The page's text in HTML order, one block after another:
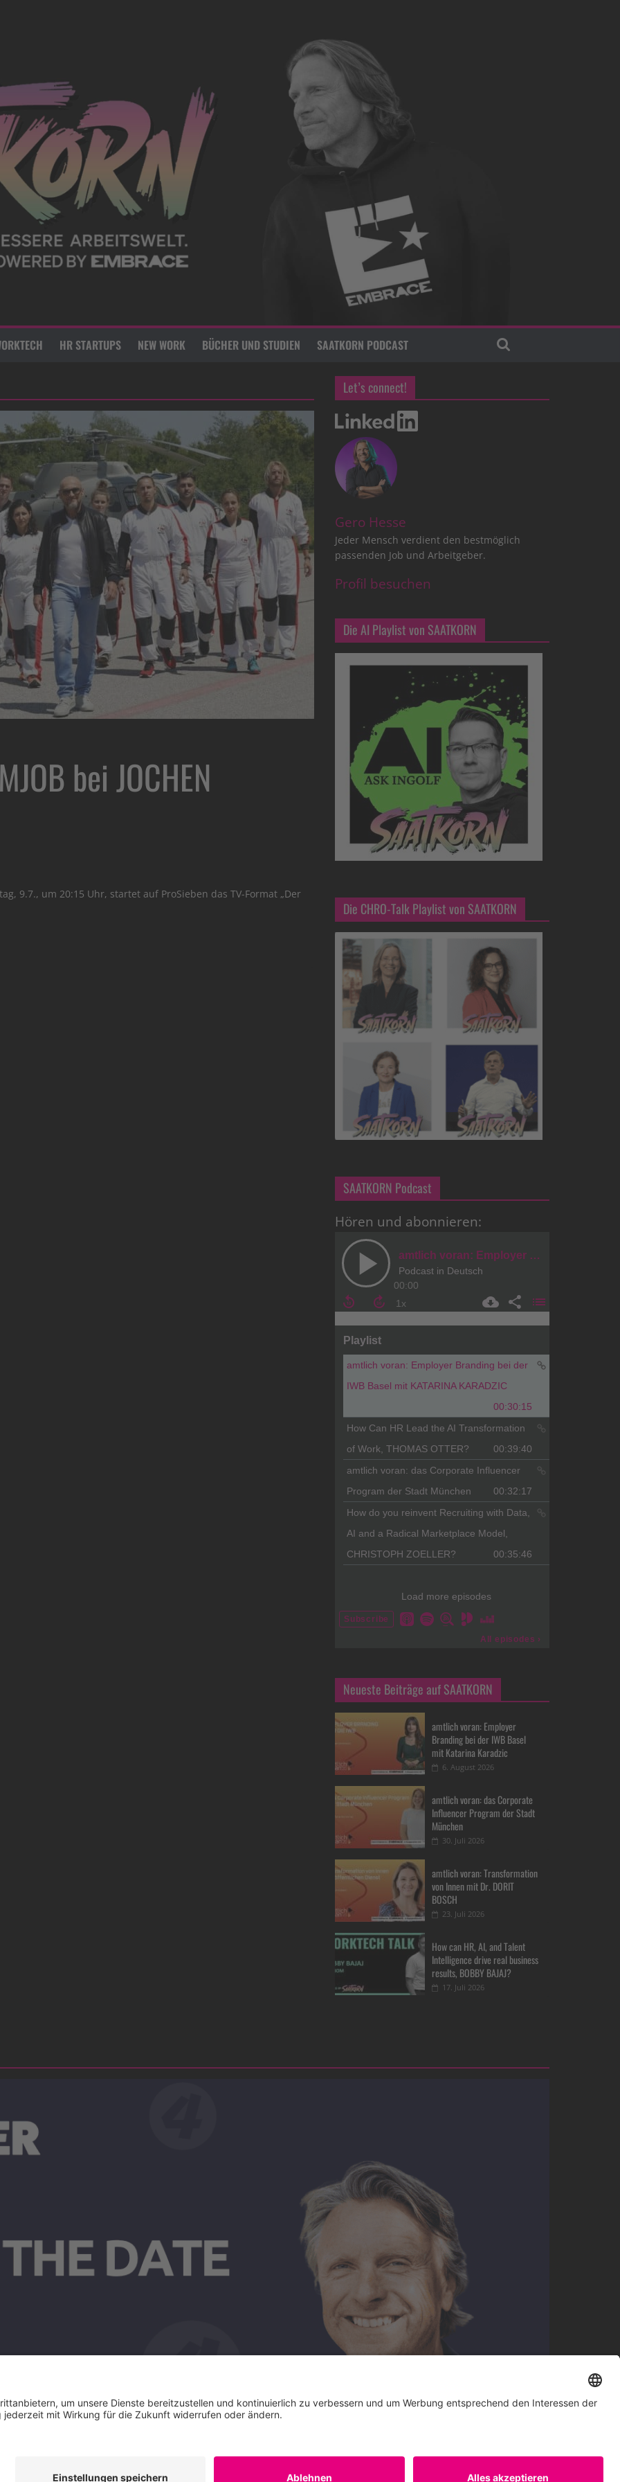
HR STARTUPS NEW WORK BÜCHER UND STUDIEN SAATKORN PODCAST
bei JOCHEN
9.7., um 20:15 Uhr, startet auf ProSieben das TV-Format „Der
Let’s connect!
Gero Hesse
Jeder Mensch verdient den bestmöglich
passenden Job und Arbeitgeber.
Profil besuchen
Die AI Playlist von SAATKORN
Die CHRO-Talk Playlist von SAATKORN
SAATKORN Podcast
Hören und abonnieren:
Neueste Beiträge auf SAATKORN
amtlich voran: Employer
Branding bei der IWB Basel
mit Katarina Karadzic
6. August 2026
amtlich voran: das Corporate
Influencer Program der Stadt
München
30. Juli 2026
amtlich voran: Transformation
von Innen mit Dr. DORIT
BOSCH
23. Juli 2026
How can HR, AI, and Talent
Intelligence drive real business
results, BOBBY BAJAJ?
17. Juli 2026